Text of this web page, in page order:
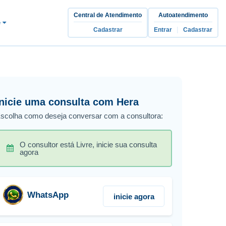
Central de Atendimento
Cadastrar
Autoatendimento
Entrar | Cadastrar
uma consulta com Hera
como deseja conversar com a consultora:
O consultor está Livre, inicie sua consulta
agora
WhatsApp inicie agora